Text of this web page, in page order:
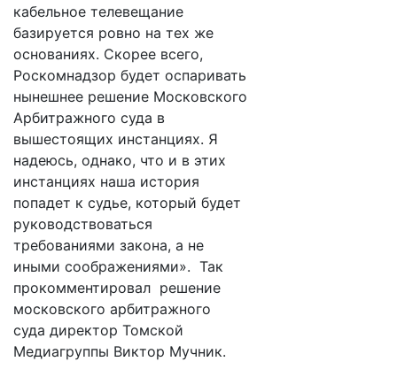
кабельное телевещание
базируется ровно на тех же
основаниях. Скорее всего,
Роскомнадзор будет оспаривать
нынешнее решение Московского
Арбитражного суда в
вышестоящих инстанциях. Я
надеюсь, однако, что и в этих
инстанциях наша история
попадет к судье, который будет
руководствоваться
требованиями закона, а не
иными соображениями». Так
прокомментировал решение
московского арбитражного
суда директор Томской
Медиагруппы Виктор Мучник.